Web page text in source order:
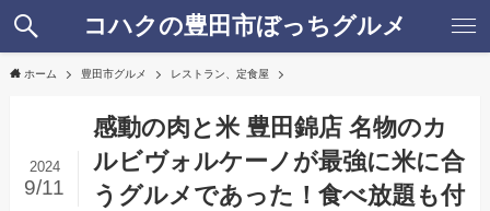
コハクの豊田市ぼっちグルメ
ホーム 豊田市グルメ レストラン、定食屋
感動の肉と米 豊田錦店 名物のカ
ルビヴォルケーノが最強に米に合
うグルメであった！食べ放題も付
2024
9/11